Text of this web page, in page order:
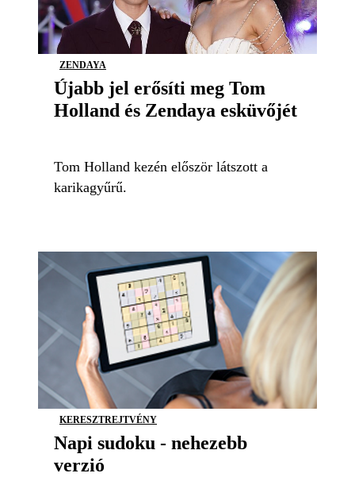
ZENDAYA
Újabb jel erősíti meg Tom
Holland és Zendaya esküvőjét
Tom Holland kezén először látszott a
karikagyűrű.
KERESZTREJTVÉNY
Napi sudoku - nehezebb
verzió